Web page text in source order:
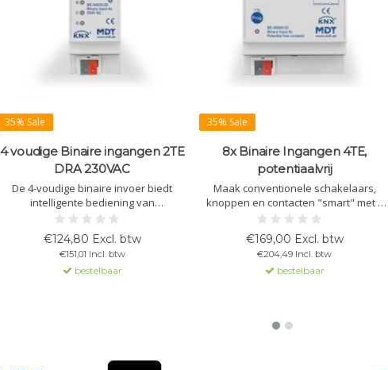
35% Sale
4 voudige Binaire ingangen 2TE
DRA 230VAC
De 4-voudige binaire invoer biedt
intelligente bediening van
conventionele schakelaars of
contacten. Het apparaat ondersteunt
230VAC signalen en is compatibel met
het KNX-systeem.
€124,80 Excl. btw
€151,01 Incl. btw
bestelbaar
35% Sale
8x Binaire Ingangen 4TE,
potentiaalvrij
Maak conventionele schakelaars,
knoppen en contacten "smart" met 8
aansluitingen, inclusief logische
modules, scènebeheer en
ondersteuning voor KNX-bus.
€169,00 Excl. btw
€204,49 Incl. btw
bestelbaar